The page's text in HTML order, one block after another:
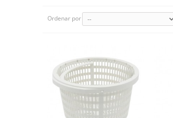
Ordenar por